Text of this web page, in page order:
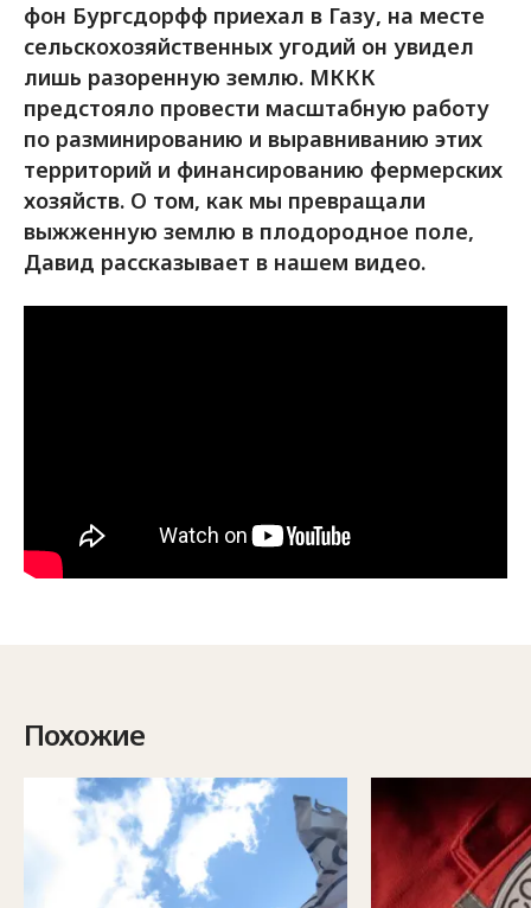
фон Бургсдорфф приехал в Газу, на месте
сельскохозяйственных угодий он увидел
лишь разоренную землю. МККК
предстояло провести масштабную работу
по разминированию и выравниванию этих
территорий и финансированию фермерских
хозяйств. О том, как мы превращали
выжженную землю в плодородное поле,
Давид рассказывает в нашем видео.
Похожие